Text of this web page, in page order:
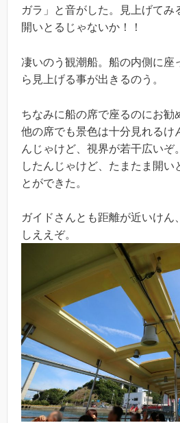
ガラ」と音がした。見上げてみ
開いとるじゃないか！！
凄いのう観潮船。船の内側に座
ら見上げる事が出きるのう。
ちなみに船の席で座るのにお勧
他の席でも景色は十分見れるけ
んじゃけど、視界が若干広いぞ
したんじゃけど、たまたま開い
とができた。
ガイドさんとも距離が近いけん
しええぞ。